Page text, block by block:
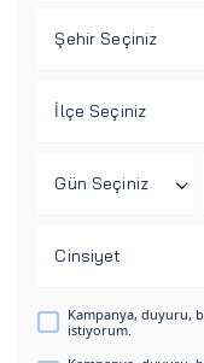
Şehir Seçiniz
İlçe Seçiniz
Gün Seçiniz
Cinsiyet
Kampanya, duyuru,
istiyorum.